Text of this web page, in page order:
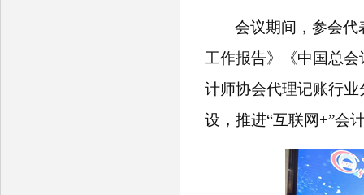
会议期间，参会代
工作报告》《中国总
计师协会代理记账行业
设，推进“互联网+”会